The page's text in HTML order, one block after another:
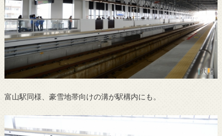
富山駅同様、豪雪地帯向けの溝が駅構内にも。